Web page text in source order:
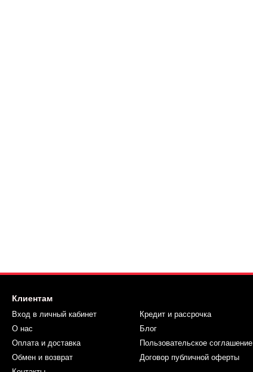
Клиентам
Вход в личный кабинет
О нас
Оплата и доставка
Обмен и возврат
Кредит и рассрочка
Блог
Пользовательское соглашение
Договор публичной оферты